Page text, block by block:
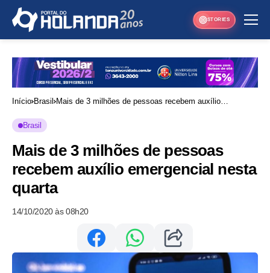
STORIES
Início Brasil
Mais de 3 milhões de pessoas recebem auxílio
Brasil
Mais de 3 milhões de pessoas
recebem auxílio emergencial nesta
quarta
14/10/2020 às 08h20